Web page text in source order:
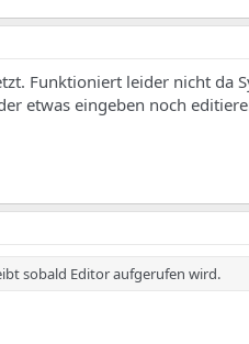
Funktioniert leider nicht da
etwas eingeben noch
sobald Editor aufgerufen wird.